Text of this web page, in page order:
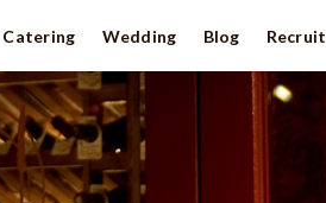
Catering Wedding Blog Recruit